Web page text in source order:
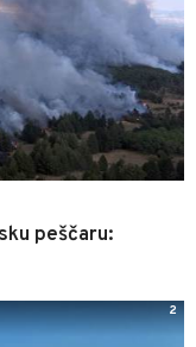
peščaru:
2